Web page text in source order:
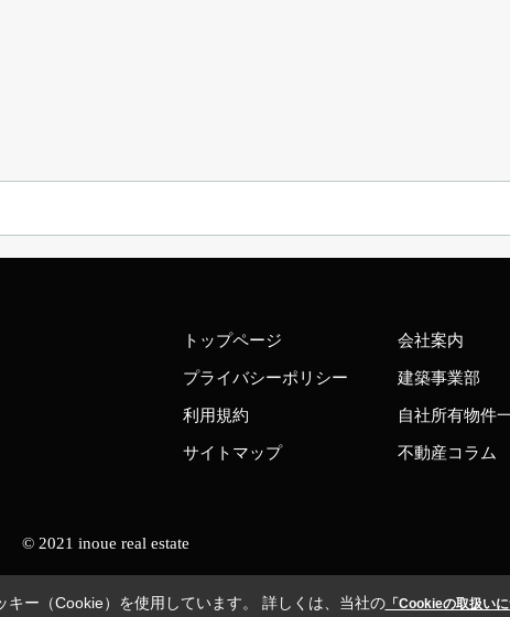
トップページ
プライバシーポリシー
利用規約
サイトマップ
会社案内
建築事業部
自社所有物件
不動産コラム
© 2021 inoue real estate
ー（Cookie）を使用しています。 詳しくは、当社の「Cookieの取扱いに